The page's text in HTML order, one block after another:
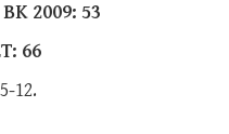
2009: 53
66
12.